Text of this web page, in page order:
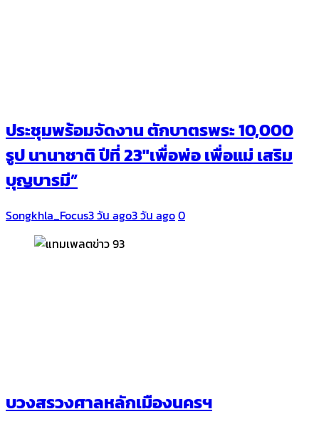
ประชุมพร้อมจัดงาน ตักบาตรพระ 10,000
รูป นานาชาติ ปีที่ 23″เพื่อพ่อ เพื่อแม่ เสริม
บุญบารมี”
Songkhla_Focus3 วัน ago3 วัน ago0
บวงสรวงศาลหลักเมืองนครฯ